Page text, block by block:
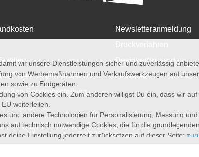
Retoure und Umtausch
Sonderbestellung
Newsletteranmeldung
Designer*in werden
Zertifikate
© 2026 Supergeek
wir unsere Dienstleistungen sicher und zuverlässig
von Werbemaßnahmen und Verkaufswerkzeugen auf
sowie zu Endgeräten.
von Cookies ein. Zum anderen willigst Du ein, dass wir
weiterleiten.
und andere Technologien für Personalisierung, Messung
auf technisch notwendige Cookies, die für die
deine Einstellung jederzeit zurücksetzen auf dieser Seite: